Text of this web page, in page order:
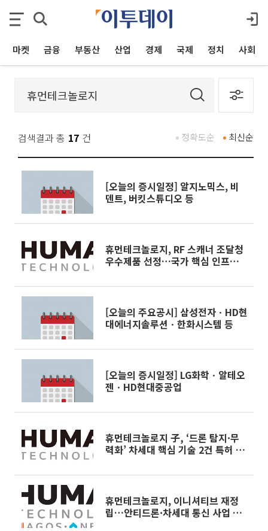
마켓 금융 부동산 산업 경제 국제 정치 사회
검색결과 총 17 건 최신순
정확도순
[오늘의 증시일정] 알지노믹스, 비
덴트, 버킷스튜디오 등
휴먼테크놀로지, RF 스캐너 조달청
우수제품 선정…국가 핵심 인프라
[오늘의 주요공시] 삼성전자ㆍHD현
대에너지솔루션ㆍ한화시스템 등
[오늘의 증시일정] LG화학ㆍ알테오
젠ㆍHD현대중공업
휴먼테크놀로지 子, ‘드론 탐지·무
력화’ 차세대 핵심 기술 2건 특허 등
휴먼테크놀로지, 이니셔티브 재정
립…안티드론·차세대 통신 사업 전